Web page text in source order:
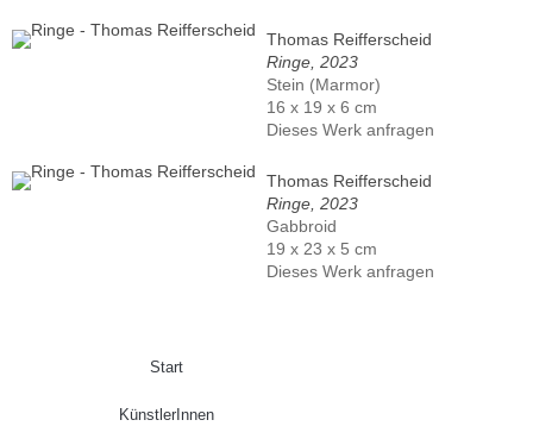
Thomas Reifferscheid
Ringe, 2023
Stein (Marmor)
16 x 19 x 6 cm
Dieses Werk anfragen
Thomas Reifferscheid
Ringe, 2023
Gabbroid
19 x 23 x 5 cm
Dieses Werk anfragen
Start
KünstlerInnen